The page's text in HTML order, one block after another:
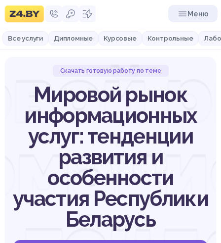
Меню
Все услуги Дипломные Курсовые Контрольные
Скачать готовую работу по теме
Мировой рынок
информационных
услуг: тенденции
развития и
особенности
участия Республики
Беларусь